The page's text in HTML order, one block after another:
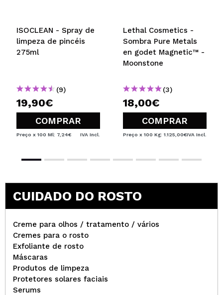
ISOCLEAN - Spray de
limpeza de pincéis
275ml
(9)
19,90€
COMPRAR
Preço x 100 Ml: 7,24€ IVA Incl.
Lethal Cosmetics -
Sombra Pure Metals
en godet Magnetic™ -
Moonstone
(3)
18,00€
COMPRAR
Preço x 100 Kg: 1.125,00€IVA Incl.
CUIDADO DO ROSTO
Creme para olhos / tratamento / vários
Cremes para o rosto
Exfoliante de rosto
Máscaras
Produtos de limpeza
Protetores solares faciais
Serums